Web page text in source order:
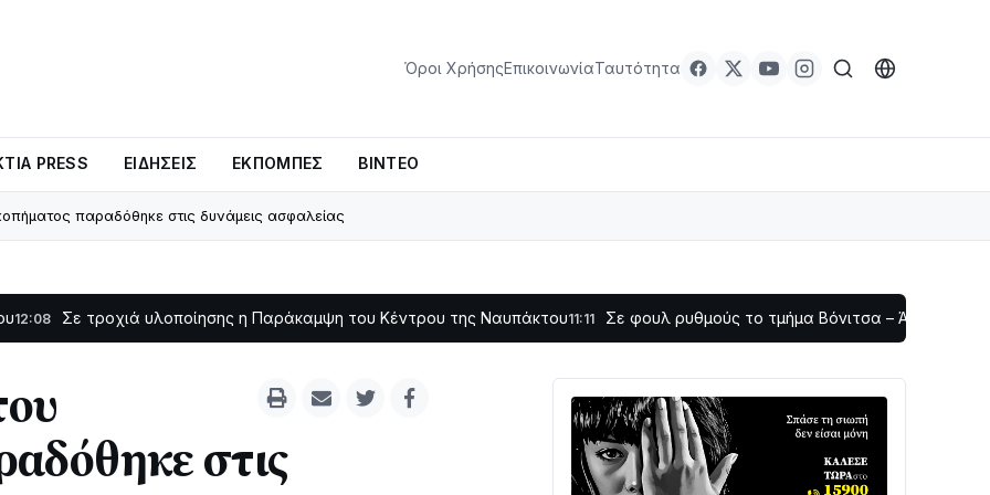
Όροι ΧρήσηςΕπικοινωνίαΤαυτότητα
PRESS ΕΙΔΉΣΕΙΣ ΕΚΠΟΜΠΈΣ ΒΊΝΤΕΟ
παραδόθηκε στις δυνάμεις ασφαλείας
τροχιά υλοποίησης η Παράκαμψη του Κέντρου της Ναυπάκτου11:11 Σε φουλ ρυθμούς το τμήμα Βόνιτσα – Άγιος Νικόλαος |
στις